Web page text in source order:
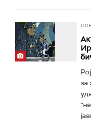
за